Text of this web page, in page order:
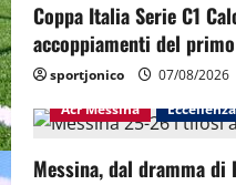
Coppa Italia Serie C1
accoppiamenti del
sportjonico
07/08/2026
Acr Messina
Eccellenza
Messina, dal dramma di